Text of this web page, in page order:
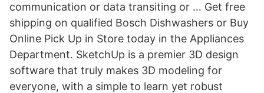
communication or data transiting or … Get free
shipping on qualified Bosch Dishwashers or Buy
Online Pick Up in Store today in the Appliances
Department. SketchUp is a premier 3D design
software that truly makes 3D modeling for
everyone, with a simple to learn yet robust